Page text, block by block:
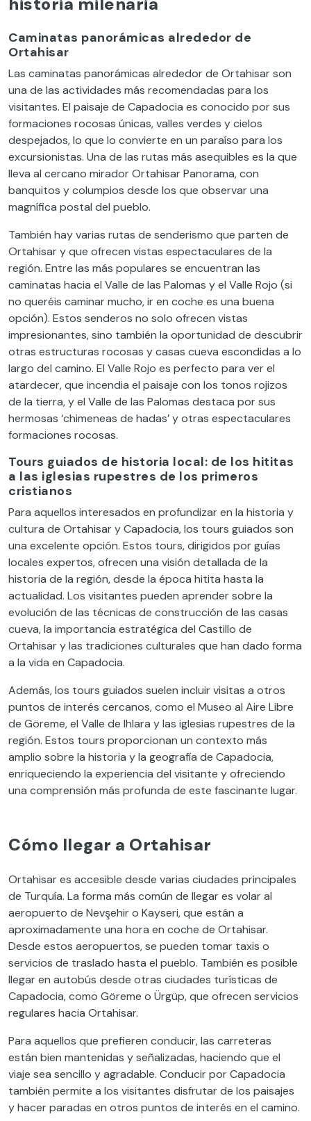
Caminatas panorámicas alrededor de
Ortahisar
Las caminatas panorámicas alrededor de Ortahisar son
una de las actividades más recomendadas para los
visitantes. El paisaje de Capadocia es conocido por sus
formaciones rocosas únicas, valles verdes y cielos
despejados, lo que lo convierte en un paraíso para los
excursionistas. Una de las rutas más asequibles es la que
lleva al cercano mirador Ortahisar Panorama, con
banquitos y columpios desde los que observar una
magnífica postal del pueblo.
También hay varias rutas de senderismo que parten de
Ortahisar y que ofrecen vistas espectaculares de la
región. Entre las más populares se encuentran las
caminatas hacia el Valle de las Palomas y el Valle Rojo (si
no queréis caminar mucho, ir en coche es una buena
opción). Estos senderos no solo ofrecen vistas
impresionantes, sino también la oportunidad de descubrir
otras estructuras rocosas y casas cueva escondidas a lo
largo del camino. El Valle Rojo es perfecto para ver el
atardecer, que incendia el paisaje con los tonos rojizos
de la tierra, y el Valle de las Palomas destaca por sus
hermosas ‘chimeneas de hadas’ y otras espectaculares
formaciones rocosas.
Tours guiados de historia local: de los hititas
a las iglesias rupestres de los primeros
cristianos
Para aquellos interesados en profundizar en la historia y
cultura de Ortahisar y Capadocia, los tours guiados son
una excelente opción. Estos tours, dirigidos por guías
locales expertos, ofrecen una visión detallada de la
historia de la región, desde la época hitita hasta la
actualidad. Los visitantes pueden aprender sobre la
evolución de las técnicas de construcción de las casas
cueva, la importancia estratégica del Castillo de
Ortahisar y las tradiciones culturales que han dado forma
a la vida en Capadocia.
Además, los tours guiados suelen incluir visitas a otros
puntos de interés cercanos, como el Museo al Aire Libre
de Göreme, el Valle de Ihlara y las iglesias rupestres de la
región. Estos tours proporcionan un contexto más
amplio sobre la historia y la geografía de Capadocia,
enriqueciendo la experiencia del visitante y ofreciendo
una comprensión más profunda de este fascinante lugar.
Cómo llegar a Ortahisar
Ortahisar es accesible desde varias ciudades principales
de Turquía. La forma más común de llegar es volar al
aeropuerto de Nevşehir o Kayseri, que están a
aproximadamente una hora en coche de Ortahisar.
Desde estos aeropuertos, se pueden tomar taxis o
servicios de traslado hasta el pueblo. También es posible
llegar en autobús desde otras ciudades turísticas de
Capadocia, como Göreme o Ürgüp, que ofrecen servicios
regulares hacia Ortahisar.
Para aquellos que prefieren conducir, las carreteras
están bien mantenidas y señalizadas, haciendo que el
viaje sea sencillo y agradable. Conducir por Capadocia
también permite a los visitantes disfrutar de los paisajes
y hacer paradas en otros puntos de interés en el camino.